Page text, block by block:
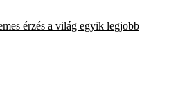
érzés a világ egyik legjobb